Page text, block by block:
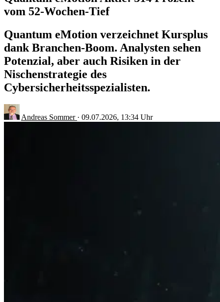
vom 52-Wochen-Tief
Quantum eMotion verzeichnet Kursplus
dank Branchen-Boom. Analysten sehen
Potenzial, aber auch Risiken in der
Nischenstrategie des
Cybersicherheitsspezialisten.
Andreas Sommer · 09.07.2026, 13:34 Uhr